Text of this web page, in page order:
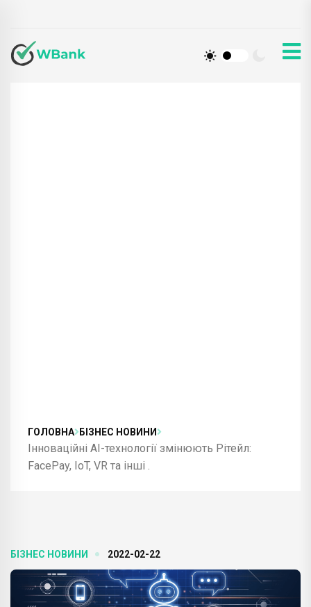
ГОЛОВНА БІЗНЕС НОВИНИ
Інноваційні AI-технології змінюють Рітейл:
FacePay, IoT, VR та інші .
БІЗНЕС НОВИНИ 2022-02-22